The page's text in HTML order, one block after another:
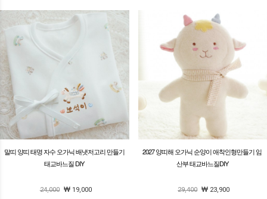
말띠 양띠 태명 자수 오가닉 배냇저고리 만들기
태교바느질 DIY
24,000
19,000
2027 양띠해 오가닉 순양이 애착인형만들기 임
산부 태교바느질DIY
29,400
23,900